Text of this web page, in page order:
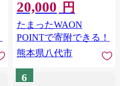
ーパック 3倍長持ち 24ロー
ル ティッシュ トイレット
ペーパー 日用品 防災備蓄
ストック 備蓄 新生活 防災
品 箱ティッシュ
20,000 円
たまったWAON
POINTで寄附できる！
熊本県八代市
6